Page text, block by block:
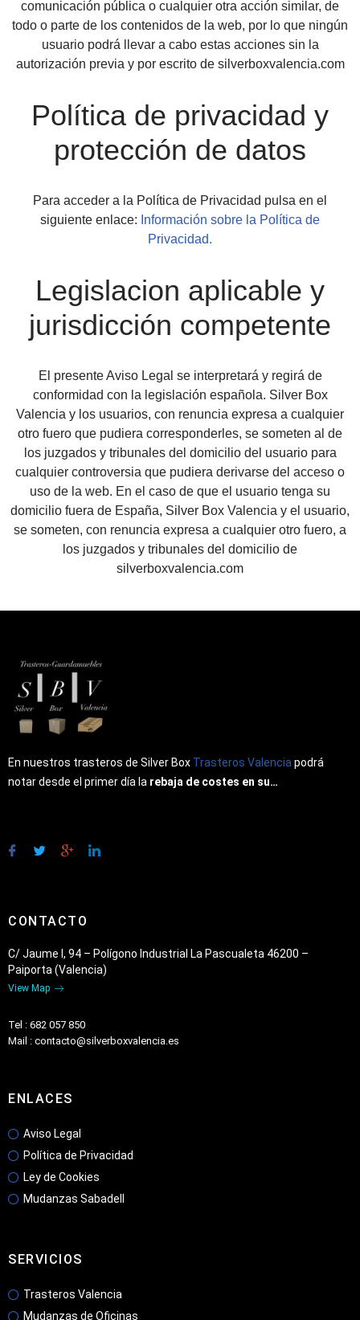
comunicación pública o cualquier otra acción similar, de
todo o parte de los contenidos de la web, por lo que ningún
usuario podrá llevar a cabo estas acciones sin la
autorización previa y por escrito de silverboxvalencia.com
Política de privacidad y
protección de datos
Para acceder a la Política de Privacidad pulsa en el
siguiente enlace: Información sobre la Política de
Privacidad.
Legislacion aplicable y
jurisdicción competente
El presente Aviso Legal se interpretará y regirá de
conformidad con la legislación española. Silver Box
Valencia y los usuarios, con renuncia expresa a cualquier
otro fuero que pudiera corresponderles, se someten al de
los juzgados y tribunales del domicilio del usuario para
cualquier controversia que pudiera derivarse del acceso o
uso de la web. En el caso de que el usuario tenga su
domicilio fuera de España, Silver Box Valencia y el usuario,
se someten, con renuncia expresa a cualquier otro fuero, a
los juzgados y tribunales del domicilio de
silverboxvalencia.com
En nuestros trasteros de Silver Box Trasteros Valenciapodrá
notar desde el primer día la rebaja de costes en su…
CONTACTO
C/ Jaume I, 94 – Polígono Industrial La Pascualeta 46200 –
Paiporta (Valencia)
View Map
Tel : 682 057 850
Mail : contacto@silverboxvalencia.es
ENLACES
Aviso Legal
Política de Privacidad
Ley de Cookies
Mudanzas Sabadell
SERVICIOS
Trasteros Valencia
Mudanzas de Oficinas